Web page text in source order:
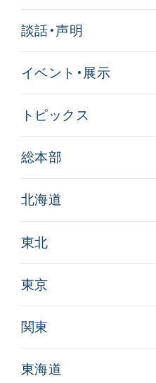
談話・声明
イベント・展示
トピックス
総本部
北海道
東北
東京
関東
東海道